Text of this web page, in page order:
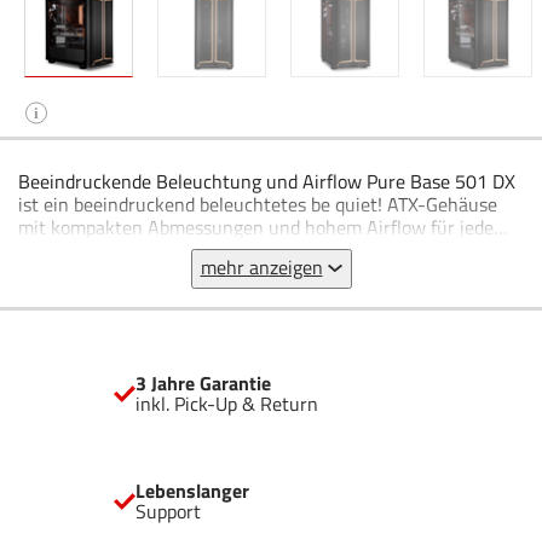
i
Beeindruckende Beleuchtung und Airflow Pure Base 501 DX
ist ein beeindruckend beleuchtetes be quiet! ATX-Gehäuse
mit kompakten Abmessungen und hohem Airflow für jede
maximale Performance Dynamisches Front-Design mit
eleganter ARGB-Beleuchtung innen und außen am Gehäuse
3 vorinstallierte Pure Wings 3 140mm PWM Lüfter für
Abmessungen Vertikale Installation von Grafikkarten möglich
Bereit für Wasserkühlungen mit Radiatoren bis zu 360mm
mehr anzeigen
3 Jahre Garantie
inkl. Pick-Up & Return
Lebenslanger
Support